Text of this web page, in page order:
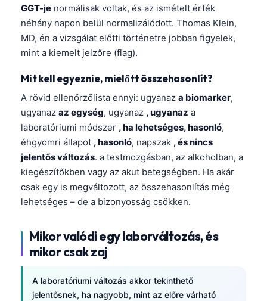
GGT-je normálisak voltak, és az ismételt érték
néhány napon belül normalizálódott. Thomas Klein,
MD, én a vizsgálat előtti történetre jobban figyelek,
mint a kiemelt jelzőre (flag).
Mit kell egyeznie, mielőtt összehasonlít?
A rövid ellenőrzőlista ennyi: ugyanaz a biomarker,
ugyanaz az egység, ugyanaz , ugyanaz a
laboratóriumi módszer , ha lehetséges, hasonló,
éhgyomri állapot , hasonló, napszak , és nincs
jelentős változás. a testmozgásban, az alkoholban, a
kiegészítőkben vagy az akut betegségben. Ha akár
csak egy is megváltozott, az összehasonlítás még
lehetséges – de a bizonyosság csökken.
Mikor valódi egy laborváltozás, és
mikor csak zaj
A laboratóriumi változás akkor tekinthető
jelentősnek, ha nagyobb, mint az előre várható